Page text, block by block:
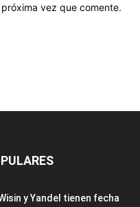
vez que comente.
y Yandel tienen fecha